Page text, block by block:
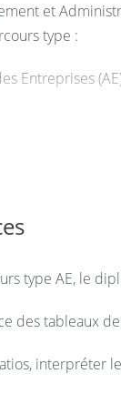
et
type :
Entreprises
Alimentaire
type
à des
une double
et/ou
type AE, le
des tableaux
interpréter